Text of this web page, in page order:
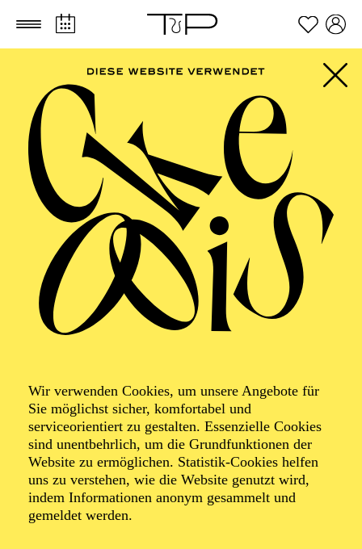
Zum Hauptinhalt springen Zum Footer springen
Wir verwenden Cookies, um unsere Angebote für
Sie möglichst sicher, komfortabel und
serviceorientiert zu gestalten. Essenzielle Cookies
sind unentbehrlich, um die Grundfunktionen der
Website zu ermöglichen. Statistik-Cookies helfen
uns zu verstehen, wie die Website genutzt wird,
indem Informationen anonym gesammelt und
gemeldet werden.
FILTER
SEPTEMBER 2026
PHILHARMONIE ESSEN
Freitag
04.09.2026
20:00 - 23:00
Alfried Krupp Saal
Veranstalter: Theater-, Konzert- u. Gastspieldirektion OTTO
HOFNER GMBH
TICKETS
55,20 52,70€
Die Veranstaltung ist vom Angebot der TUPcard ausgeschlossen.